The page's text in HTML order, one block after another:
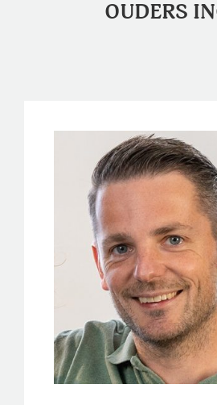
OUDERS